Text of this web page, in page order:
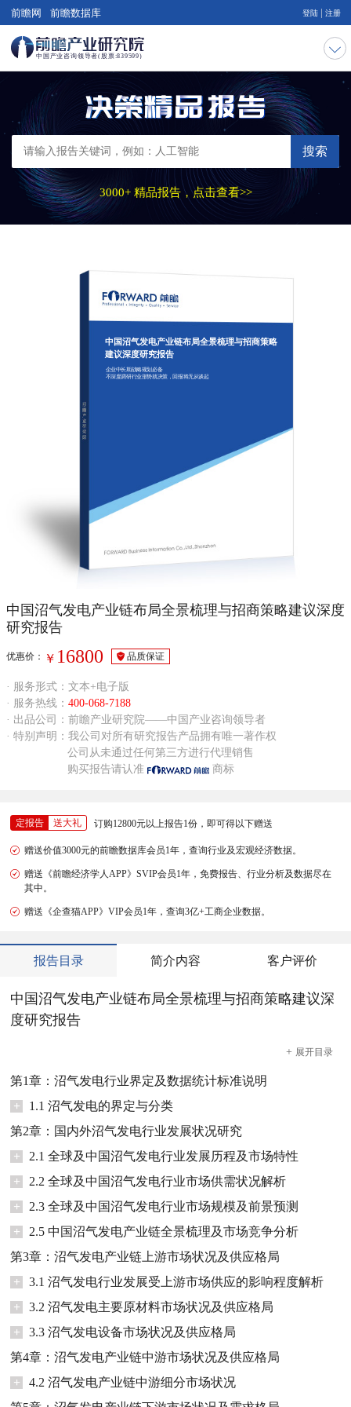
前瞻网 前瞻数据库 登陆 注册
搜索
3000+ 精品报告，点击查看>>
中国沼气发电产业链布局全景梳理与招商策略
建议深度研究报告
企业中长期战略规划必备
不深度调研行业形势就决策，回报将无从谈起
中国沼气发电产业链布局全景梳理与招商策略建议深度
研究报告
优惠价： ￥ 16800 品质保证
· 服务形式：文本+电子版
· 服务热线： 400-068-7188
· 出品公司：前瞻产业研究院——中国产业咨询领导者
· 特别声明：我公司对所有研究报告产品拥有唯一著作权
公司从未通过任何第三方进行代理销售
购买报告请认准
商标
定报告 送大礼 订购12800元以上报告1份，即可得以下赠送
赠送价值3000元的前瞻数据库会员1年，查询行业及宏观经济数据。
赠送《前瞻经济学人APP》SVIP会员1年，免费报告、行业分析及数据尽在
其中。
赠送《企查猫APP》VIP会员1年，查询3亿+工商企业数据。
报告目录 简介内容 客户评价
中国沼气发电产业链布局全景梳理与招商策略建议深
度研究报告
+ 展开目录
第1章：沼气发电行业界定及数据统计标准说明
+
1.1 沼气发电的界定与分类
第2章：国内外沼气发电行业发展状况研究
+
2.1 全球及中国沼气发电行业发展历程及市场特性
+
2.2 全球及中国沼气发电行业市场供需状况解析
+
2.3 全球及中国沼气发电行业市场规模及前景预测
+
2.5 中国沼气发电产业链全景梳理及市场竞争分析
第3章：沼气发电产业链上游市场状况及供应格局
+
3.1 沼气发电行业发展受上游市场供应的影响程度解析
+
3.2 沼气发电主要原材料市场状况及供应格局
+
3.3 沼气发电设备市场状况及供应格局
第4章：沼气发电产业链中游市场状况及供应格局
+
4.2 沼气发电产业链中游细分市场状况